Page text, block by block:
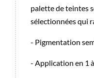
palette de teintes
sélectionnées qui
- Pigmentation
- Application en 1